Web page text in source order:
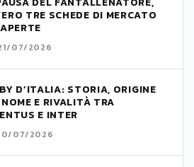
TRE SCHEDE DI MERCATO
07/2026
D’ITALIA: STORIA, ORIGINE
E RIVALITÀ TRA
E INTER
07/2026